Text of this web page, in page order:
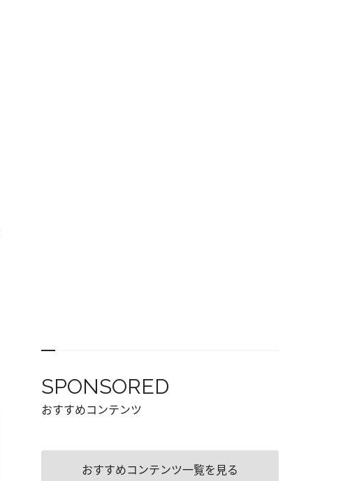
SPONSORED
おすすめコンテンツ
おすすめコンテンツ一覧を見る